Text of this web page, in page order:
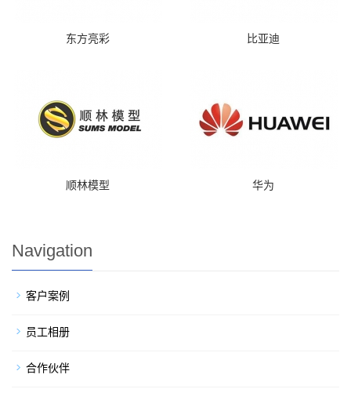
东方亮彩 比亚迪
顺林模型 华为
Navigation
客户案例
员工相册
合作伙伴